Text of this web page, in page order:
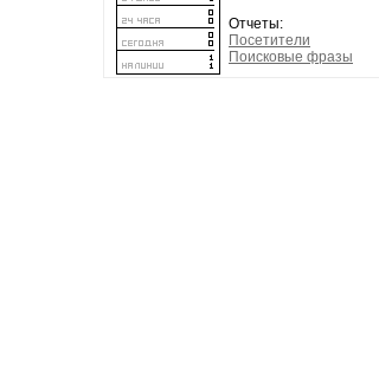
Отчеты:
Посетители
Поисковые фразы